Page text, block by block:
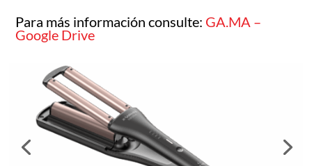
Para más información consulte: GA.MA –
Google Drive